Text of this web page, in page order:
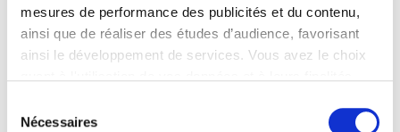
mesures de performance des publicités et du contenu,
ainsi que de réaliser des études d’audience, favorisant
ainsi le développement de services. Vous avez le choix
tout moment en consultant la Déclaration relative aux
Nécessaires